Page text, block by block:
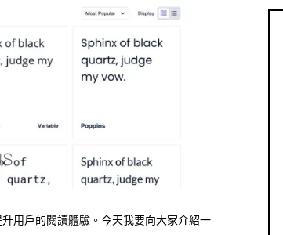
用戶的閱讀體驗。今天我要向大家介紹一